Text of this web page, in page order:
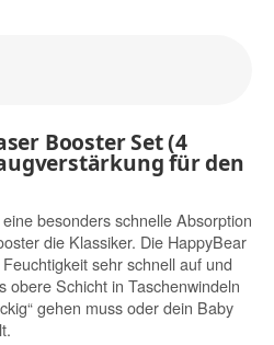
Booster Set (4
für den
besonders schnelle Absorption
die Klassiker. Die HappyBear
sehr schnell auf und
obere Schicht in Taschenwindeln
gehen muss oder dein Baby